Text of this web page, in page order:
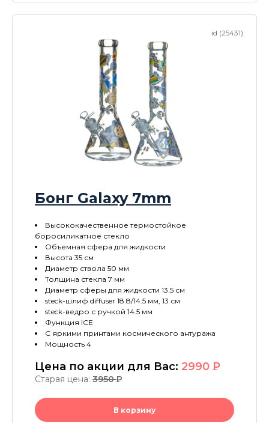
id (25431)
Бонг Galaxy 7mm
Высококачественное термостойкое
боросиликатное стекло
Объемная сфера для жидкости
Высота 35 см
Диаметр ствола 50 мм
Толщина стекла 7 мм
Диаметр сферы для жидкости 13.5 см
steck-шлиф diffuser 18.8/14.5 мм, 13 см
steck-ведро с ручкой 14.5 мм
Функция ICE
С яркими принтами космического антуража
Мощность 4
Цена по акции для Вас: 2990 P
Старая цена: 3950P
В корзину